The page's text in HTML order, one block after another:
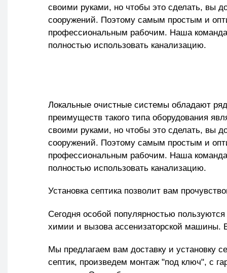
своими руками, но чтобы это сделать, вы
сооружений. Поэтому самым простым и
профессиональным рабочим. Наша
полностью использовать канализацию.
Локальные очистные системы обладают
преимуществ такого типа оборудования
своими руками, но чтобы это сделать, вы
сооружений. Поэтому самым простым и
профессиональным рабочим. Наша
полностью использовать канализацию.
Установка септика позволит вам
Сегодня особой популярностью
химии и вызова ассенизаторской машины.
Мы предлагаем вам доставку и установку
септик, произведем монтаж "под ключ", с